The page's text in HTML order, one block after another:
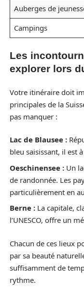
Auberges de
Campings
Les
explorer lors
Votre itinéraire doit
principales de la
pas manquer :
Lac de Blausee :
bleu saisissant, il est
Oeschinensee : Un
de randonnée. Les
particulièrement en
Berne : La capitale,
l’UNESCO, offre un
Chacun de ces lieux
par sa beauté
suffisamment de
rythme.